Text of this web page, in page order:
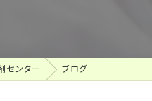
センター ブログ